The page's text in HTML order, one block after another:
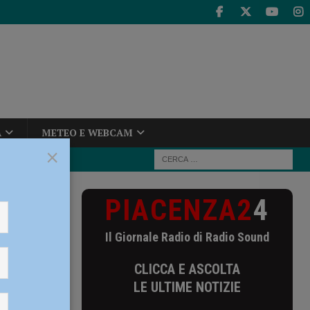
METEO E WEBCAM
del Sole due
due
PIACENZA24
Il Giornale Radio di Radio Sound
CLICCA E ASCOLTA
LE ULTIME NOTIZIE
×